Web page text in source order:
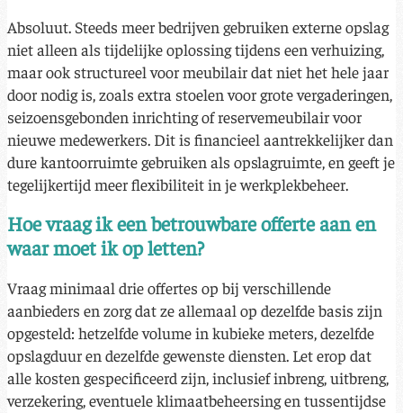
Absoluut. Steeds meer bedrijven gebruiken externe opslag
niet alleen als tijdelijke oplossing tijdens een verhuizing,
maar ook structureel voor meubilair dat niet het hele jaar
door nodig is, zoals extra stoelen voor grote vergaderingen,
seizoensgebonden inrichting of reservemeubilair voor
nieuwe medewerkers. Dit is financieel aantrekkelijker dan
dure kantoorruimte gebruiken als opslagruimte, en geeft je
tegelijkertijd meer flexibiliteit in je werkplekbeheer.
Hoe vraag ik een betrouwbare offerte aan en
waar moet ik op letten?
Vraag minimaal drie offertes op bij verschillende
aanbieders en zorg dat ze allemaal op dezelfde basis zijn
opgesteld: hetzelfde volume in kubieke meters, dezelfde
opslagduur en dezelfde gewenste diensten. Let erop dat
alle kosten gespecificeerd zijn, inclusief inbreng, uitbreng,
verzekering, eventuele klimaatbeheersing en tussentijdse